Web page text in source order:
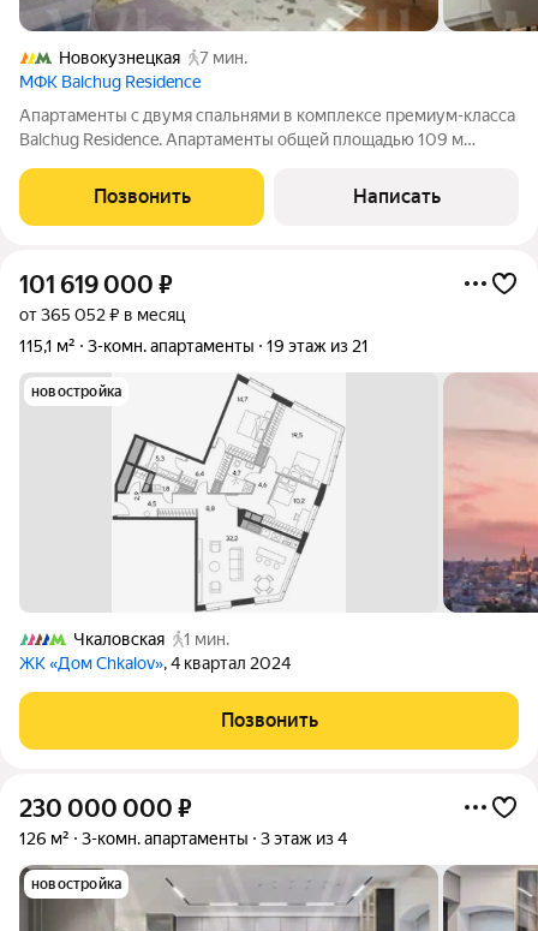
Новокузнецкая
7 мин.
МФК Balchug Residence
Апартаменты с двумя спальнями в комплексе премиум-класса
Balchug Residence. Апартаменты общей площадью 109 м
отделка в стиле современной классики. Интерьеры украшают
декоративные молдинги и карнизы.
Позвонить Написать
101 619 000 ₽
от 365 052 ₽ в месяц
115,1 м²
3-комн. апартаменты 19 этаж из 21
новостройка
Чкаловская
1 мин.
ЖК «Дом Chkalov», 4 квартал 2024
Позвонить
230 000 000 ₽
126 м² 3-комн. апартаменты 3 этаж из 4
новостройка